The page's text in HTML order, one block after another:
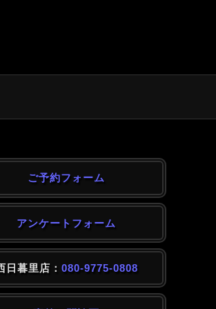
ご予約フォーム
アンケートフォーム
日暮里店： 080-9775-0808